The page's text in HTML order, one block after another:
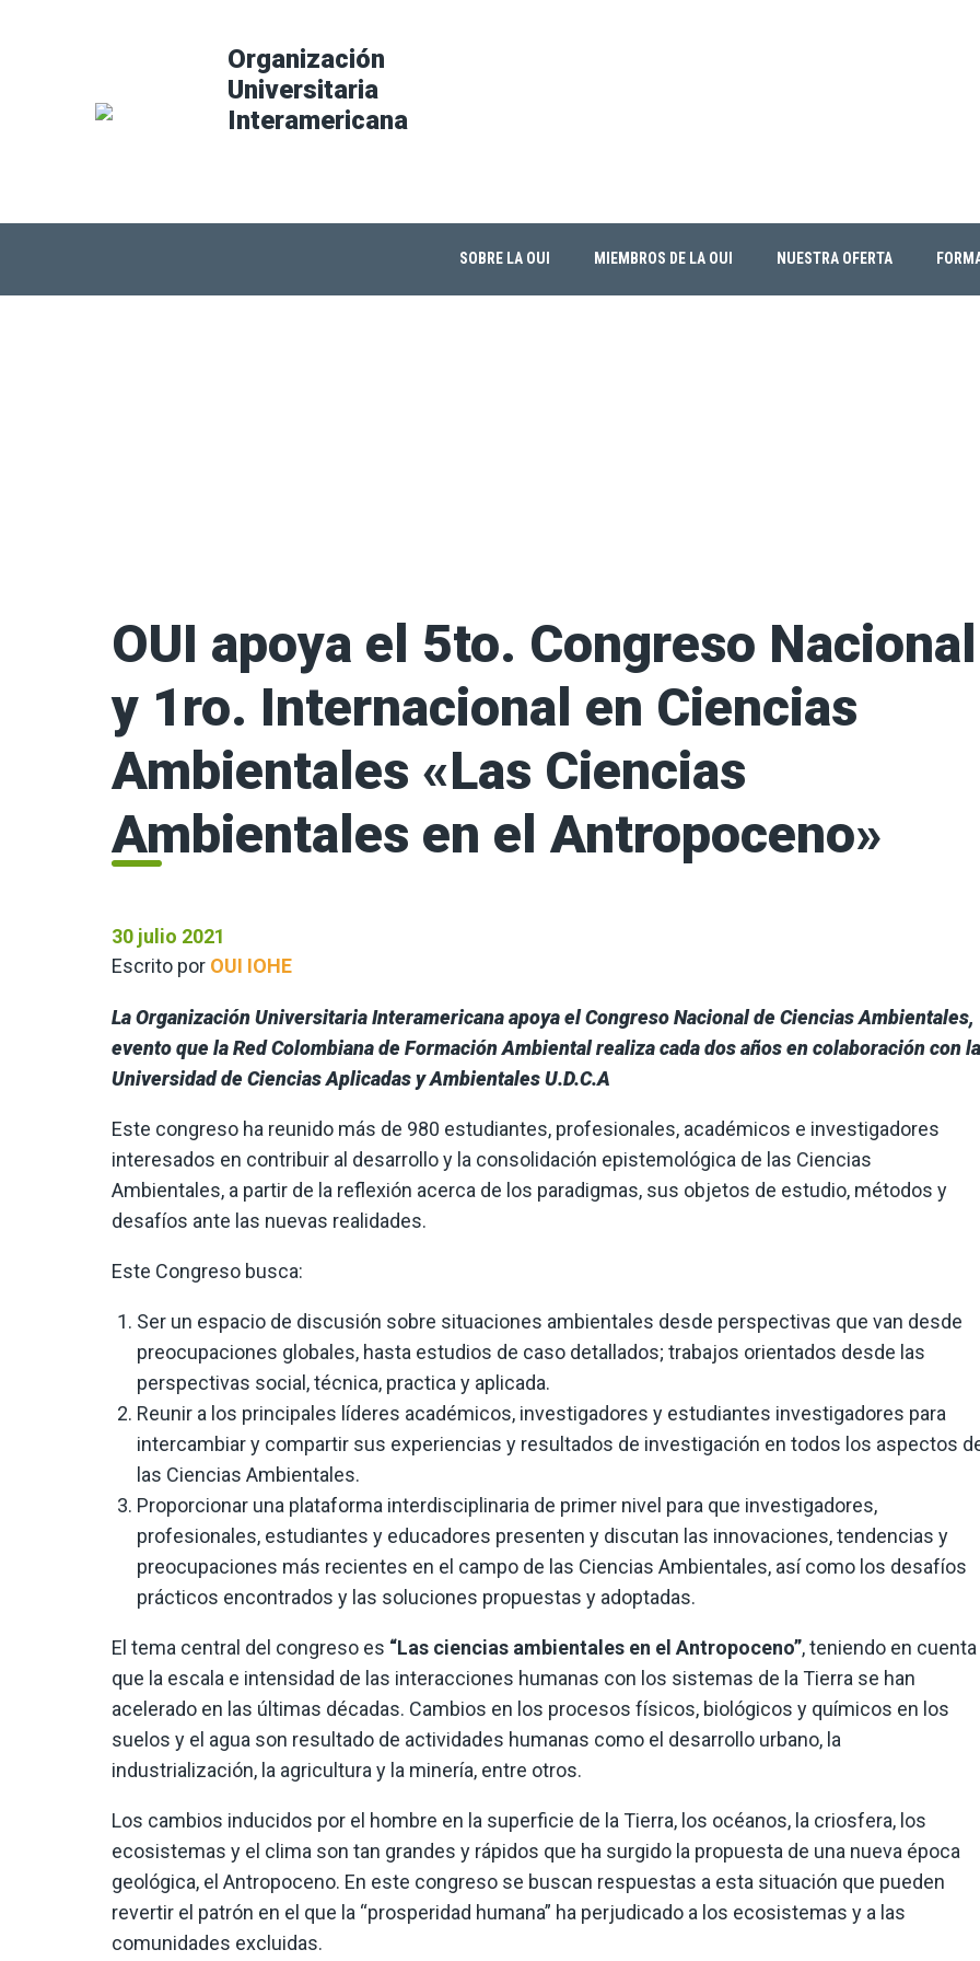
Organización
Universitaria
Interamericana
SOBRE LA OUI MIEMBROS DE LA OUI NUESTRA OFERTA
OUI apoya el 5to. Congreso Nacional
y 1ro. Internacional en Ciencias
Ambientales «Las Ciencias
Ambientales en el Antropoceno»
30 julio 2021
Escrito por OUI IOHE
La Organización Universitaria Interamericana apoya el Congreso Nacional de Ciencias Ambientales,
evento que la Red Colombiana de Formación Ambiental realiza cada dos años en colaboración con la
Universidad de Ciencias Aplicadas y Ambientales U.D.C.A
Este congreso ha reunido más de 980 estudiantes, profesionales, académicos e investigadores
interesados en contribuir al desarrollo y la consolidación epistemológica de las Ciencias
Ambientales, a partir de la reflexión acerca de los paradigmas, sus objetos de estudio, métodos y
desafíos ante las nuevas realidades.
Este Congreso busca:
Ser un espacio de discusión sobre situaciones ambientales desde perspectivas que van desde
preocupaciones globales, hasta estudios de caso detallados; trabajos orientados desde las
perspectivas social, técnica, practica y aplicada.
Reunir a los principales líderes académicos, investigadores y estudiantes investigadores para
intercambiar y compartir sus experiencias y resultados de investigación en todos los aspectos
las Ciencias Ambientales.
Proporcionar una plataforma interdisciplinaria de primer nivel para que investigadores,
profesionales, estudiantes y educadores presenten y discutan las innovaciones, tendencias y
preocupaciones más recientes en el campo de las Ciencias Ambientales, así como los desafíos
prácticos encontrados y las soluciones propuestas y adoptadas.
El tema central del congreso es “Las ciencias ambientales en el Antropoceno”, teniendo en cuenta
que la escala e intensidad de las interacciones humanas con los sistemas de la Tierra se han
acelerado en las últimas décadas. Cambios en los procesos físicos, biológicos y químicos en los
suelos y el agua son resultado de actividades humanas como el desarrollo urbano, la
industrialización, la agricultura y la minería, entre otros.
Los cambios inducidos por el hombre en la superficie de la Tierra, los océanos, la criosfera, los
ecosistemas y el clima son tan grandes y rápidos que ha surgido la propuesta de una nueva época
geológica, el Antropoceno. En este congreso se buscan respuestas a esta situación que pueden
revertir el patrón en el que la “prosperidad humana” ha perjudicado a los ecosistemas y a las
comunidades excluidas.